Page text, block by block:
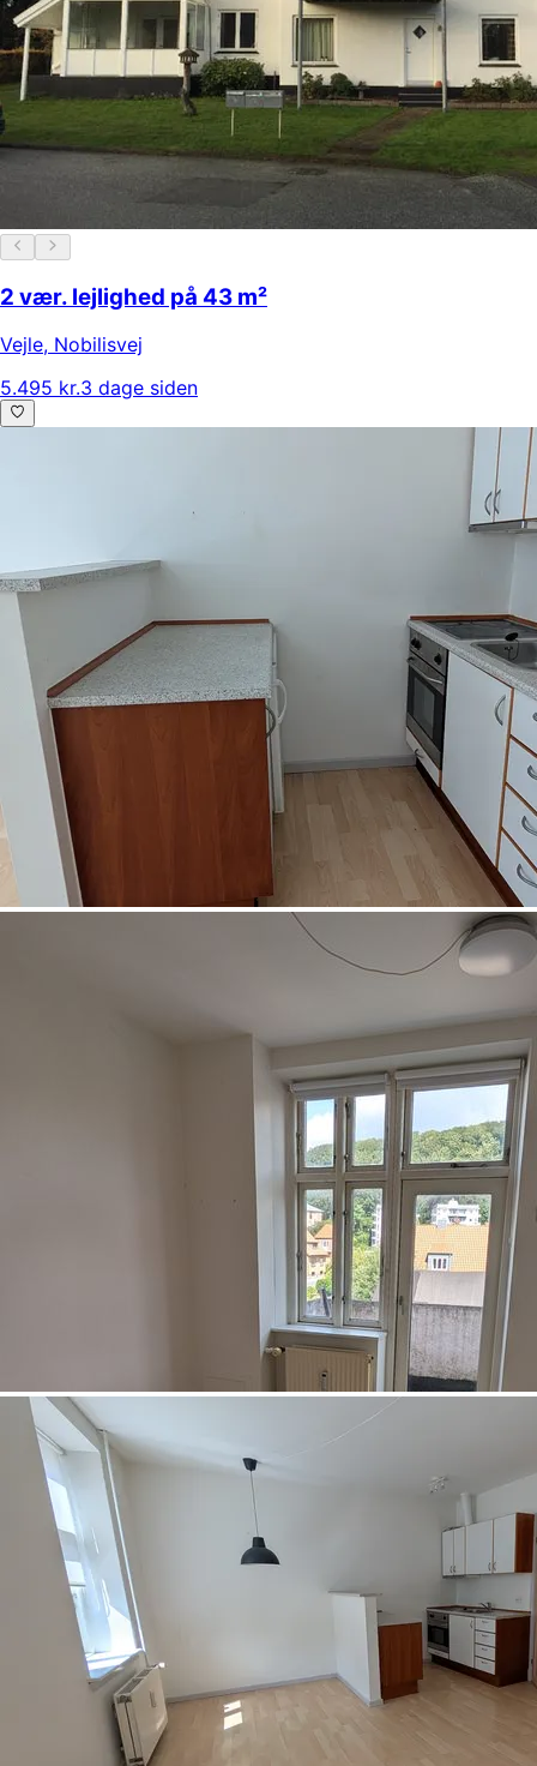
2 vær. lejlighed på 43 m²
Vejle, Nobilisvej
5.495 kr.3 dage siden